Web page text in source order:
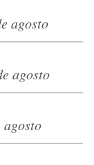
agosto
agosto